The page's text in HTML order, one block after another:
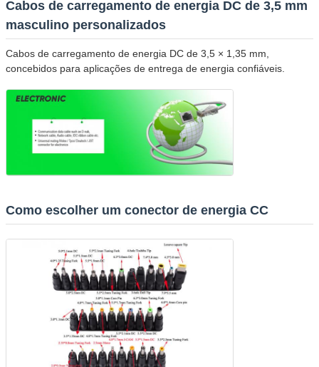
Cabos de carregamento de energia DC de 3,5 mm
masculino personalizados
Cabos de carregamento de energia DC de 3,5 × 1,35 mm,
concebidos para aplicações de entrega de energia confiáveis.
Como escolher um conector de energia CC